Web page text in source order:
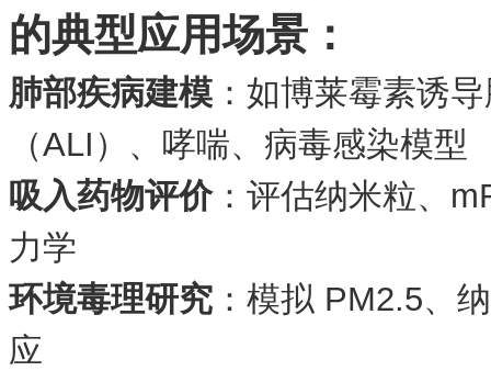
的典型应用场景 ：
肺部疾病建模 ：如博莱霉素诱
（ALI）、哮喘、病毒感染模型
吸入药物评价：评估纳米粒、
力学
环境毒理研究 ：模拟 PM2.5、
应